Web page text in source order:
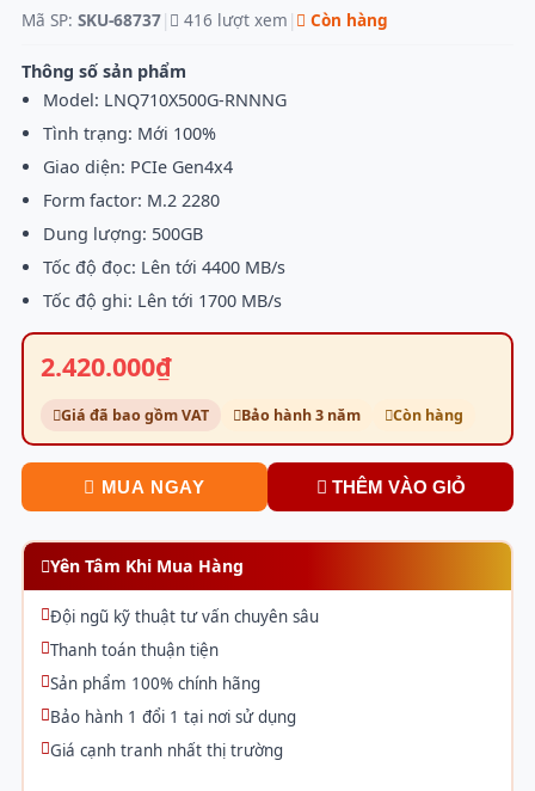
Mã SP: SKU-68737| 416 lượt xem | Còn hàng
Thông số sản phẩm
Model: LNQ710X500G-RNNNG
Tình trạng: Mới 100%
Giao diện: PCIe Gen4x4
Form factor: M.2 2280
Dung lượng: 500GB
Tốc độ đọc: Lên tới 4400 MB/s
Tốc độ ghi: Lên tới 1700 MB/s
2.420.000₫
Giá đã bao gồm VAT Bảo hành 3 năm Còn hàng
MUA NGAY THÊM VÀO GIỎ
Yên Tâm Khi Mua Hàng
Đội ngũ kỹ thuật tư vấn chuyên sâu
Thanh toán thuận tiện
Sản phẩm 100% chính hãng
Bảo hành 1 đổi 1 tại nơi sử dụng
Giá cạnh tranh nhất thị trường